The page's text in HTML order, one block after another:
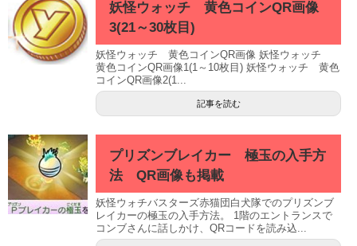
妖怪ウォッチ 黄色コインQR画像
3(21～30枚目)
妖怪ウォッチ 黄色コインQR画像 妖怪ウォッチ
黄色コインQR画像1(1～10枚目) 妖怪ウォッチ 黄色
コインQR画像2(1...
記事を読む
プリズンブレイカー 極玉の入手方
法 QR画像も掲載
妖怪ウォチバスターズ赤猫団白犬隊でのプリズンブ
レイカーの極玉の入手方法。 1階のエントランスで
コンブさんに話しかけ、QRコードを読み込...